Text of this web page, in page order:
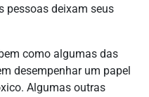
pessoas deixam seus
como algumas das
desempenhar um papel
Algumas outras